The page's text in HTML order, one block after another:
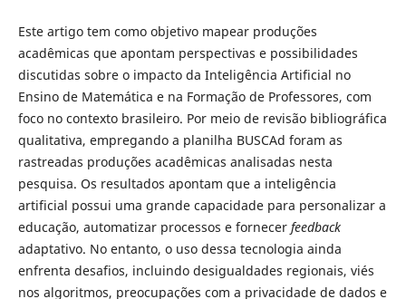
Este artigo tem como objetivo mapear produções
acadêmicas que apontam perspectivas e possibilidades
discutidas sobre o impacto da Inteligência Artificial no
Ensino de Matemática e na Formação de Professores, com
foco no contexto brasileiro. Por meio de revisão bibliográfica
qualitativa, empregando a planilha BUSCAd foram as
rastreadas produções acadêmicas analisadas nesta
pesquisa. Os resultados apontam que a inteligência
artificial possui uma grande capacidade para personalizar a
educação, automatizar processos e fornecer feedback
adaptativo. No entanto, o uso dessa tecnologia ainda
enfrenta desafios, incluindo desigualdades regionais, viés
nos algoritmos, preocupações com a privacidade de dados e